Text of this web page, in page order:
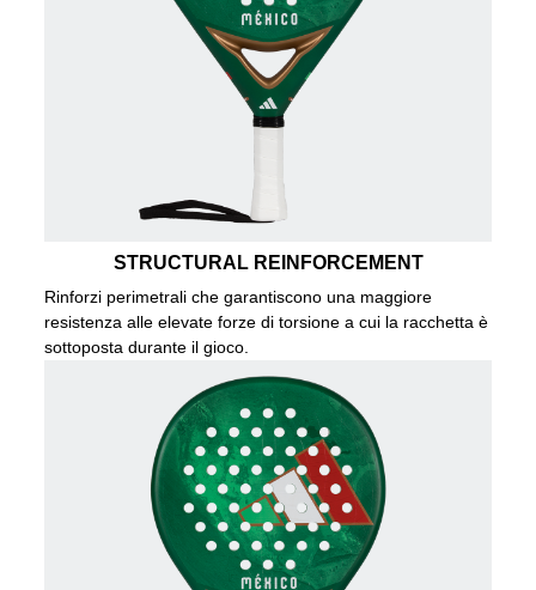
STRUCTURAL REINFORCEMENT
Rinforzi perimetrali che garantiscono una maggiore
resistenza alle elevate forze di torsione a cui la racchetta è
sottoposta durante il gioco.